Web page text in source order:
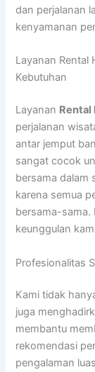
dan perjalanan
kenyamanan
Layanan Rental
Kebutuhan
Layanan Rental
perjalanan
antar jemput
sangat cocok
bersama dalam
karena semua
bersama-sama.
keunggulan
Profesionalitas
Kami tidak
juga
membantu
rekomendasi
pengalaman